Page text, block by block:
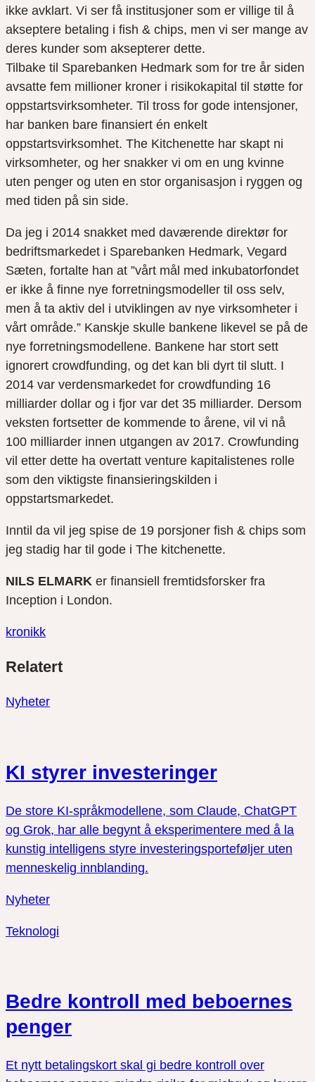
ikke avklart. Vi ser få institusjoner som er villige til å
akseptere betaling i fish & chips, men vi ser mange av
deres kunder som aksepterer dette.
Tilbake til Sparebanken Hedmark som for tre år siden
avsatte fem millioner kroner i risikokapital til støtte for
oppstartsvirksomheter. Til tross for gode intensjoner,
har banken bare finansiert én enkelt
oppstartsvirksomhet. The Kitchenette har skapt ni
virksomheter, og her snakker vi om en ung kvinne
uten penger og uten en stor organisasjon i ryggen og
med tiden på sin side.
Da jeg i 2014 snakket med daværende direktør for
bedriftsmarkedet i Sparebanken Hedmark, Vegard
Sæten, fortalte han at ”vårt mål med inkubatorfondet
er ikke å finne nye forretningsmodeller til oss selv,
men å ta aktiv del i utviklingen av nye virksomheter i
vårt område.” Kanskje skulle bankene likevel se på de
nye forretningsmodellene. Bankene har stort sett
ignorert crowdfunding, og det kan bli dyrt til slutt. I
2014 var verdensmarkedet for crowdfunding 16
milliarder dollar og i fjor var det 35 milliarder. Dersom
veksten fortsetter de kommende to årene, vil vi nå
100 milliarder innen utgangen av 2017. Crowfunding
vil etter dette ha overtatt venture kapitalistenes rolle
som den viktigste finansieringskilden i
oppstartsmarkedet.
Inntil da vil jeg spise de 19 porsjoner fish & chips som
jeg stadig har til gode i The kitchenette.
NILS ELMARK er finansiell fremtidsforsker fra
Inception i London.
kronikk
link
på
på
Relatert
Nyheter
KI styrer investeringer
De store KI-språkmodellene, som Claude, ChatGPT
og Grok, har alle begynt å eksperimentere med å la
kunstig intelligens styre investeringsporteføljer uten
menneskelig innblanding.
Nyheter
Teknologi
Bedre kontroll med beboernes
penger
Et nytt betalingskort skal gi bedre kontroll over